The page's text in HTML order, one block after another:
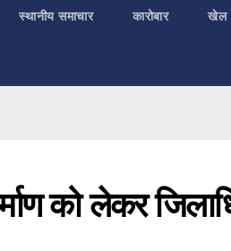
स्थानीय समाचार कारोबार खेल
को लेकर